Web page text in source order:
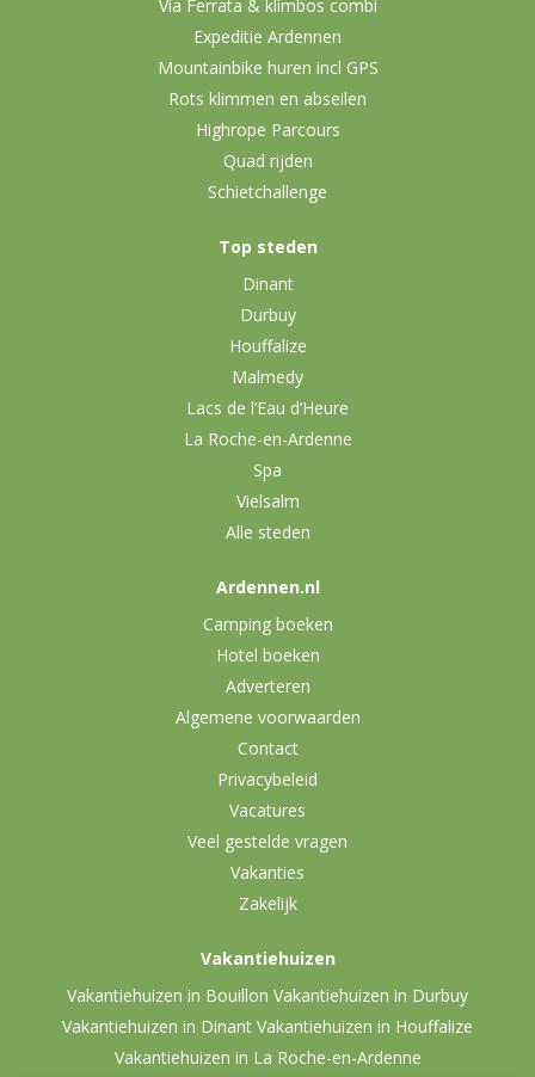
Via Ferrata & klimbos combi
Expeditie Ardennen
Mountainbike huren incl GPS
Rots klimmen en abseilen
Highrope Parcours
Quad rijden
Schietchallenge
Top steden
Dinant
Durbuy
Houffalize
Malmedy
Lacs de l’Eau d’Heure
La Roche-en-Ardenne
Spa
Vielsalm
Alle steden
Ardennen.nl
Camping boeken
Hotel boeken
Adverteren
Algemene voorwaarden
Contact
Privacybeleid
Vacatures
Veel gestelde vragen
Vakanties
Zakelijk
Vakantiehuizen
Vakantiehuizen in Bouillon Vakantiehuizen in Durbuy
Vakantiehuizen in Dinant Vakantiehuizen in Houffalize
Vakantiehuizen in La Roche-en-Ardenne